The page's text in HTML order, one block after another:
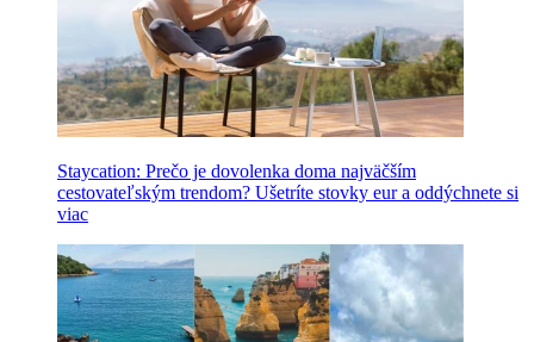
Staycation: Prečo je dovolenka doma najväčším
cestovateľským trendom? Ušetríte stovky eur a oddýchnete si
viac